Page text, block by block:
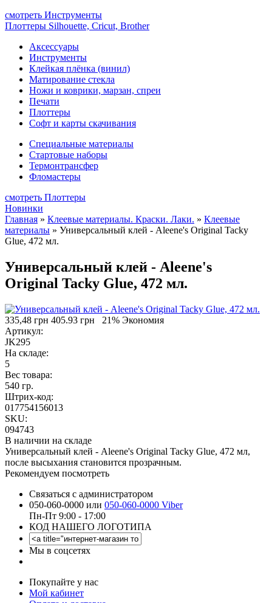
смотреть Инструменты
Плоттеры Silhouette, Cricut, Brother
Аксессуары
Инструменты
Клейкая плёнка (винил)
Матирование стекла
Ножи и коврики, марзан, спреи
Печати
Плоттеры
Софт и карты скачивания
Специальные материалы
Стартовые наборы
Термонтрансфер
Фломастеры
смотреть Плоттеры
Новинки
Главная » Клеевые материалы. Краски. Лаки. » Клеевые
материалы » Универсальный клей - Aleene's Original Tacky
Glue, 472 мл.
Универсальный клей - Aleene's
Original Tacky Glue, 472 мл.
335,48 грн 405.93 грн
21% Экономия
Артикул:
JK295
На складе:
5
Вес товара:
540 гр.
Штрих-код:
017754156013
SKU:
094743
В наличии на складе
Универсальный клей - Aleene's Original Tacky Glue, 472 мл,
после высыхания становится прозрачным.
Рекомендуем посмотреть
Связаться с администратором
050-060-0000 или 050-060-0000 Viber
Пн-Пт 9:00 - 17:00
КОД НАШЕГО ЛОГОТИПА
Мы в соцсетях
Покупайте у нас
Мой кабинет